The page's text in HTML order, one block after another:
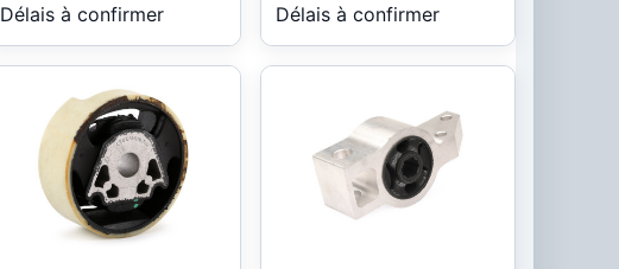
Délais à confirmer Délais à confirmer